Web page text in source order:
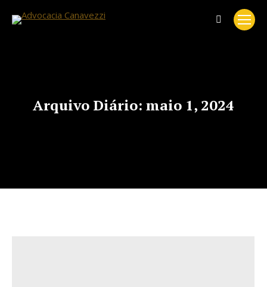
Search:
Arquivo Diário: maio 1, 2024